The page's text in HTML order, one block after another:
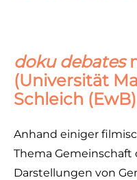
doku debates
(Universität
Schleich (EwB)
Anhand einiger
Thema
Darstellungen von